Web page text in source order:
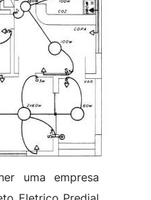
uma empresa